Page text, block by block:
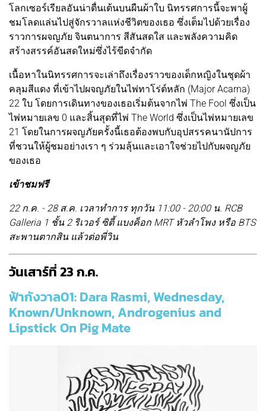
โลกเซอร์เรียลอันน่าตื่นเต้นบนผืนผ้าใบ นิทรรศการนี้จะพาผู้
ชมโลดแล่นไปสู่จักรวาลแห่งชีวิตของเธอ ซึ่งเต็มไปด้วยเรื่อง
ราวการผจญภัย จินตนาการ สีสันสดใส และพลังความคิด
สร้างสรรค์อันสดใหม่ซึ่งไร้ขีดจำกัด
เนื้อหาในนิทรรศการจะเล่าถึงเรื่องราวของเด็กหญิงในชุดผ้า
คลุมสีแดง ที่เข้าไปผจญภัยในไพ่ทาโร่ต์หลัก (Major Acarna)
22 ใบ โดยการเดินทางของเธอเริ่มต้นจากไพ่ The Fool ซึ่งเป็น
ไพ่หมายเลข 0 และสิ้นสุดที่ไพ่ The World ซึ่งเป็นไพ่หมายเลข
21 โดยในการผจญภัยครั้งนี้เธอต้องพบกับอุปสรรคนานัปการ
ที่ชวนให้ผู้ชมอย่างเรา ๆ ร่วมลุ้นและเอาใจช่วยไปกับผจญภัย
ของเธอ
เข้าชมฟรี
22 ก.ค. - 28 ส.ค. เวลาทำการ ทุกวัน 11:00 - 20:00 น. RCB
Galleria 1 ชั้น 2 ริเวอร์ ซิตี้ แบงค็อก MRT หัวลำโพง หรือ BTS
สะพานตากสิน แล้วต่อพี่วิน
วันเสาร์ที่ 23 ก.ค.
ฟ้ากังวาล01: Dara Rasmi, Wednesday,
Known/Unknown, Androgenius and
Lipstick On Pig Mate